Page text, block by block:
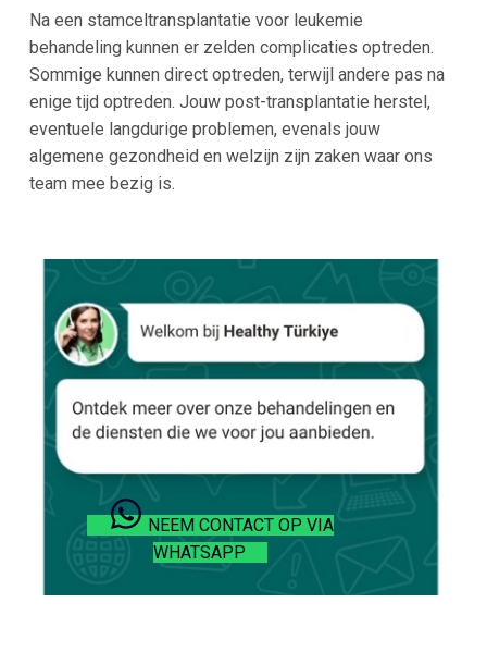
Na een stamceltransplantatie voor leukemie
behandeling kunnen er zelden complicaties optreden.
Sommige kunnen direct optreden, terwijl andere pas na
enige tijd optreden. Jouw post-transplantatie herstel,
eventuele langdurige problemen, evenals jouw
algemene gezondheid en welzijn zijn zaken waar ons
team mee bezig is.
NEEM CONTACT OP VIA
WHATSAPP